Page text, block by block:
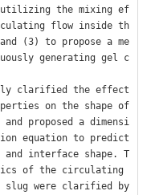
the mixing ef
flow inside th
(3) to propose a me
generating gel c
clarified the effect
on the shape of
proposed a dimensi
equation to predict
interface shape. T
of the circulating
slug were clarified by